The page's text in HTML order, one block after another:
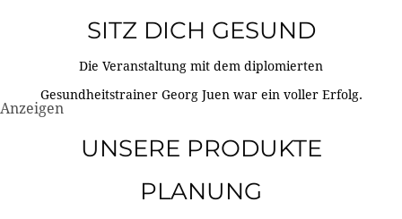
SITZ DICH GESUND
Die Veranstaltung mit dem diplomierten
Gesundheitstrainer Georg Juen war ein voller Erfolg.
Anzeigen
UNSERE PRODUKTE
PLANUNG